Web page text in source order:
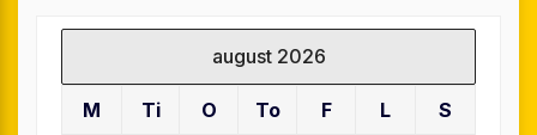
august 2026
M Ti O To F L S